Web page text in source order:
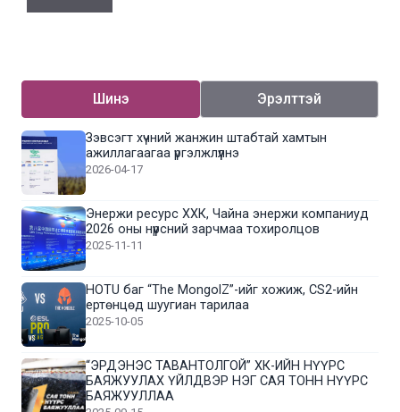
Шинэ Эрэлттэй
Зэвсэгт хүчний жанжин штабтай хамтын
ажиллагаагаа үргэлжлүүлнэ
2026-04-17
Энержи ресурс ХХК, Чайна энержи компаниуд
2026 оны нүүрсний зарчмаа тохиролцов
2025-11-11
HOTU баг “The MongolZ”-ийг хожиж, CS2-ийн
ертөнцөд шуугиан тарилаа
2025-10-05
“ЭРДЭНЭС ТАВАНТОЛГОЙ” ХК-ИЙН НҮҮРС
БАЯЖУУЛАХ ҮЙЛДВЭР НЭГ САЯ ТОНН НҮҮРС
БАЯЖУУЛЛАА